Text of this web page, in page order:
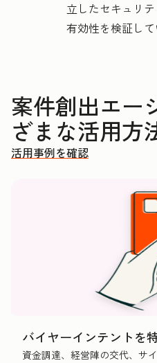
立したセキュリ
有効性を検証して
案件創出エー
ざまな活用方
活用事例を確認
バイヤーインテントを
資金調達、経営陣の交代、サ